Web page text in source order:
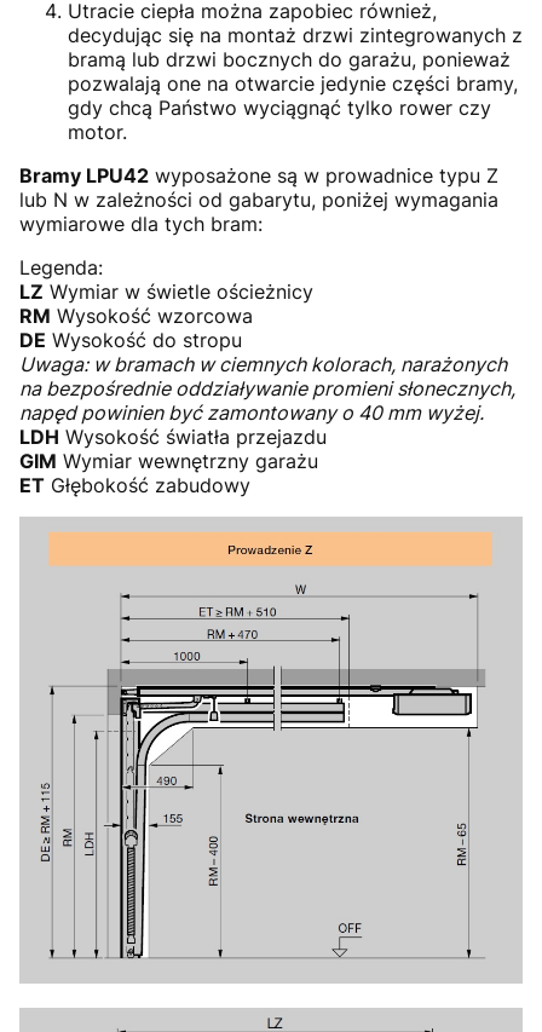
Utracie ciepła można zapobiec również,
decydując się na montaż drzwi zintegrowanych z
bramą lub drzwi bocznych do garażu, ponieważ
pozwalają one na otwarcie jedynie części bramy,
gdy chcą Państwo wyciągnąć tylko rower czy
motor.
Bramy LPU42 wyposażone są w prowadnice typu Z
lub N w zależności od gabarytu, poniżej wymagania
wymiarowe dla tych bram:
Legenda:
LZ Wymiar w świetle ościeżnicy
RM Wysokość wzorcowa
DE Wysokość do stropu
Uwaga: w bramach w ciemnych kolorach, narażonych
na bezpośrednie oddziaływanie promieni słonecznych,
napęd powinien być zamontowany o 40 mm wyżej.
LDH Wysokość światła przejazdu
GIM Wymiar wewnętrzny garażu
ET Głębokość zabudowy